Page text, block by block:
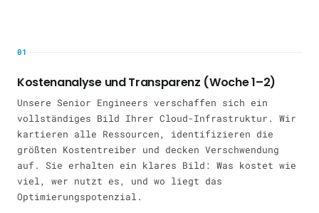
01
Kostenanalyse und Transparenz (Woche 1–2)
Unsere Senior Engineers verschaffen sich ein
vollständiges Bild Ihrer Cloud-Infrastruktur. Wir
kartieren alle Ressourcen, identifizieren die
größten Kostentreiber und decken Verschwendung
auf. Sie erhalten ein klares Bild: Was kostet wie
viel, wer nutzt es, und wo liegt das
Optimierungspotenzial.